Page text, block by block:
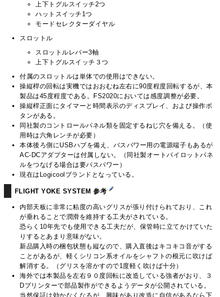
上下トグルスイッチ2つ
ハットスイッチ1つ
モードセレクターダイヤル
スロットル
スロットルレバー3軸
上下トグルスイッチ３つ
付属のスロットルは単体での使用はできない。
操縦桿の回転は実機ではおおむね左右に90度程度回転するが、本
製品は45度程度である。FS2020においては感度調整が必要。
操縦桿正面にタイマーと時間表示のディスプレイ、および操作ボ
タンがある。
同社製のコントロールパネル類を固定するねじ穴を備える。（使
用時は六角レンチが必要）
本体後ろ側にUSBハブを備え、バスパワー用の電源端子もあるが
AC-DCアダプターは付属しない。（同社製オートパイロットパネ
ルをつなげる場合は要バスパワー）
現在はLogicoolブランドとなっている。
FLIGHT YOKE SYSTEM 参考
内部天板に非常に粘度の高いグリスが張り付けられており、これ
が垂れることで潤滑を維持する工夫がされている。
恐らく10年先でも使用できる工夫だが、保管時に立てかけていた
りするとあまり意味がない。
新品購入時の梱包状態も縦なので、購入直後はキコキコ音がする
ことがあるが、軽くシリコン系オイルをシャフトの根元に吹けば
解消する。（グリスを溶かすので1度軽く吹けば十分）
海外では本製品を左右９０度回転に改造している強者がおり、３
Dプリンターで部品製作ができるようデータが公開されている。
当然保証は効かなくなるが、興味があり改造に自信があるなら下